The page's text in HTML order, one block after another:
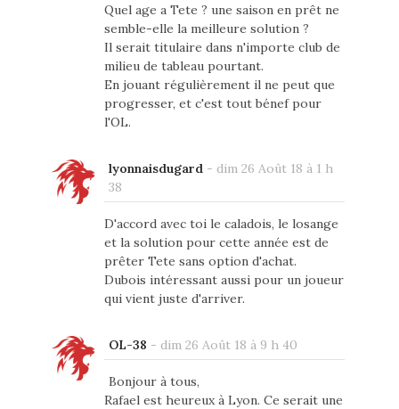
Quel age a Tete ? une saison en prêt ne
semble-elle la meilleure solution ?
Il serait titulaire dans n'importe club de
milieu de tableau pourtant.
En jouant régulièrement il ne peut que
progresser, et c'est tout bénef pour
l'OL.
lyonnaisdugard - dim 26 Août 18 à 1 h
38
D'accord avec toi le caladois, le losange
et la solution pour cette année est de
prêter Tete sans option d'achat.
Dubois intéressant aussi pour un joueur
qui vient juste d'arriver.
OL-38 - dim 26 Août 18 à 9 h 40
Bonjour à tous,
Rafael est heureux à Lyon. Ce serait une